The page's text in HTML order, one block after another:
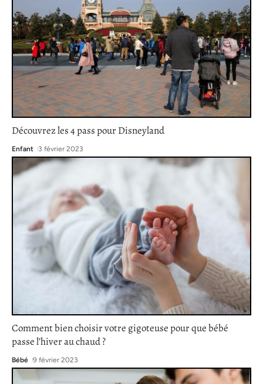
Découvrez les 4 pass pour Disneyland
Enfant 3 février 2023
Comment bien choisir votre gigoteuse pour que bébé
passe l’hiver au chaud ?
Bébé 9 février 2023